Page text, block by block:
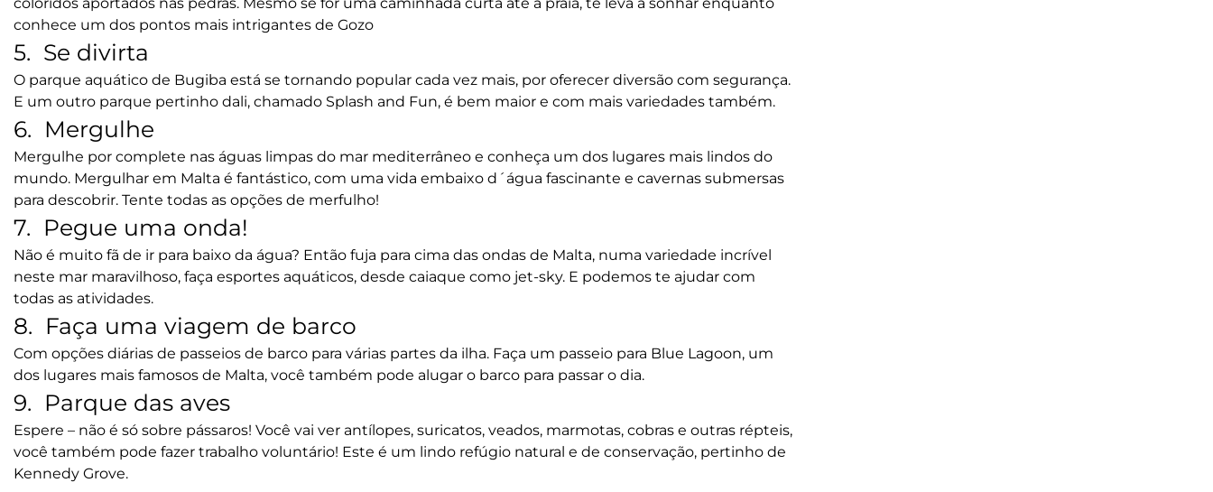
conhece um dos pontos mais intrigantes de Gozo
5. Se divirta
O parque aquático de Bugiba está se tornando popular cada vez mais, por oferecer diversão com segurança.
E um outro parque pertinho dali, chamado Splash and Fun, é bem maior e com mais variedades também.
6. Mergulhe
Mergulhe por complete nas águas limpas do mar mediterrâneo e conheça um dos lugares mais lindos do
mundo. Mergulhar em Malta é fantástico, com uma vida embaixo d´água fascinante e cavernas submersas
para descobrir. Tente todas as opções de merfulho!
7. Pegue uma onda!
Não é muito fã de ir para baixo da água? Então fuja para cima das ondas de Malta, numa variedade incrível
neste mar maravilhoso, faça esportes aquáticos, desde caiaque como jet-sky. E podemos te ajudar com
todas as atividades.
8. Faça uma viagem de barco
Com opções diárias de passeios de barco para várias partes da ilha. Faça um passeio para Blue Lagoon, um
dos lugares mais famosos de Malta, você também pode alugar o barco para passar o dia.
9. Parque das aves
Espere – não é só sobre pássaros! Você vai ver antílopes, suricatos, veados, marmotas, cobras e outras répteis,
você também pode fazer trabalho voluntário! Este é um lindo refúgio natural e de conservação, pertinho de
Kennedy Grove.